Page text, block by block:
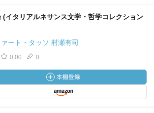
(イタリアルネサンス文学・哲学コレクション
ァート・タッソ 村瀬有司
0.00 0